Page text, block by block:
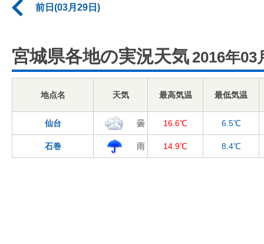
前日(03月29日)
宮城県各地の実況天気 2016年03
地点名 天気 最高気温 最低気温
仙台 曇 16.6℃ 6.5℃
石巻 雨 14.9℃ 8.4℃